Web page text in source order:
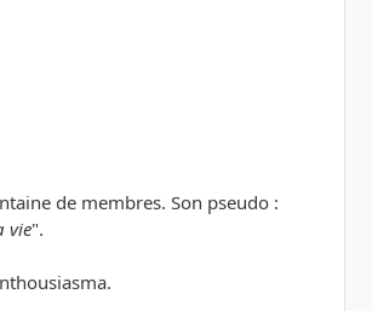
de membres. Son pseudo :
vie".